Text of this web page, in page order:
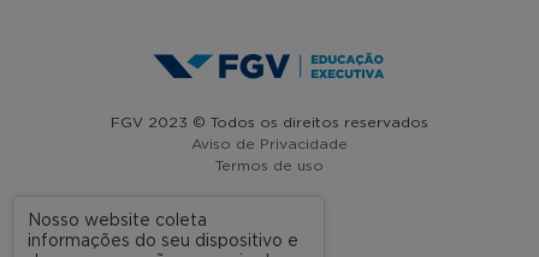
FGV 2023 © Todos os direitos reservados
Aviso de Privacidade
Termos de uso
A FGV
Nosso website coleta
informações do seu dispositivo e